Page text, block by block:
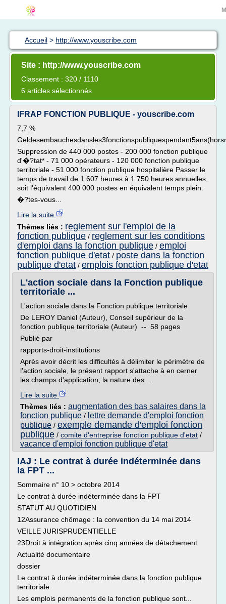
Accueil > http://www.youscribe.com
Site : http://www.youscribe.com
Classement : 320 / 1110
6 articles sélectionnés
IFRAP FONCTION PUBLIQUE - youscribe.com
7,7 %
Suppression de 440 000 postes - 200 000 fonction publique
d'�?tat* - 71 000 opérateurs - 120 000 fonction publique
territoriale - 51 000 fonction publique hospitalière Passer le
temps de travail de 1 607 heures à 1 750 heures annuelles,
soit l'équivalent 400 000 postes en équivalent temps plein.
�?tes-vous...
Lire la suite
Thèmes liés : reglement sur l'emploi de la
fonction publique / reglement sur les conditions
d'emploi dans la fonction publique / emploi
fonction publique d'etat / poste dans la fonction
publique d'etat / emplois fonction publique d'etat
L'action sociale dans la Fonction publique
territoriale ...
L'action sociale dans la Fonction publique territoriale
De LEROY Daniel (Auteur), Conseil supérieur de la
fonction publique territoriale (Auteur) -- 58 pages
Publié par
rapports-droit-institutions
Après avoir décrit les difficultés à délimiter le périmètre de
l'action sociale, le présent rapport s'attache à en cerner
les champs d'application, la nature des...
Lire la suite
Thèmes liés : augmentation des bas salaires dans la
fonction publique / lettre demande d'emploi fonction
publique / exemple demande d'emploi fonction
publique / comite d'entreprise fonction publique d'etat /
vacance d'emploi fonction publique d'etat
IAJ : Le contrat à durée indéterminée dans
la FPT ...
Sommaire n° 10 > octobre 2014
Le contrat à durée indéterminée dans la FPT
STATUT AU QUOTIDIEN
12Assurance chômage : la convention du 14 mai 2014
VEILLE JURISPRUDENTIELLE
23Droit à intégration après cinq années de détachement
Actualité documentaire
dossier
Le contrat à durée indéterminée dans la fonction publique
territoriale
Les emplois permanents de la fonction publique sont...